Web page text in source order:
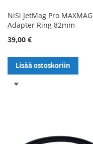
NiSi JetMag Pro MAXMAG
Adapter Ring 82mm
39,00 €
Lisää ostoskoriin